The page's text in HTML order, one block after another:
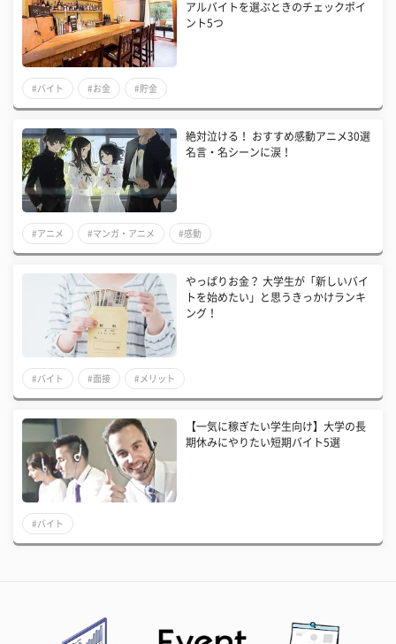
アルバイトを選ぶときのチェックポイ
ント5つ
#バイト #お金 #貯金
絶対泣ける！ おすすめ感動アニメ30選
名言・名シーンに涙！
#アニメ #マンガ・アニメ #感動
やっぱりお金？ 大学生が「新しいバイ
トを始めたい」と思うきっかけランキ
ング！
#バイト #面接 #メリット
【一気に稼ぎたい学生向け】大学の長
期休みにやりたい短期バイト5選
#バイト